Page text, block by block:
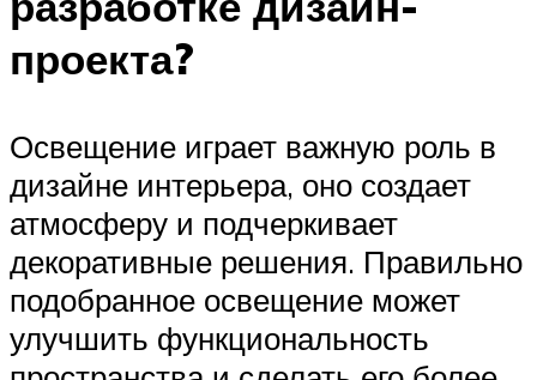
проекта?
Освещение играет важную роль в
дизайне интерьера, оно создает
атмосферу и подчеркивает
декоративные решения. Правильно
подобранное освещение может
улучшить функциональность